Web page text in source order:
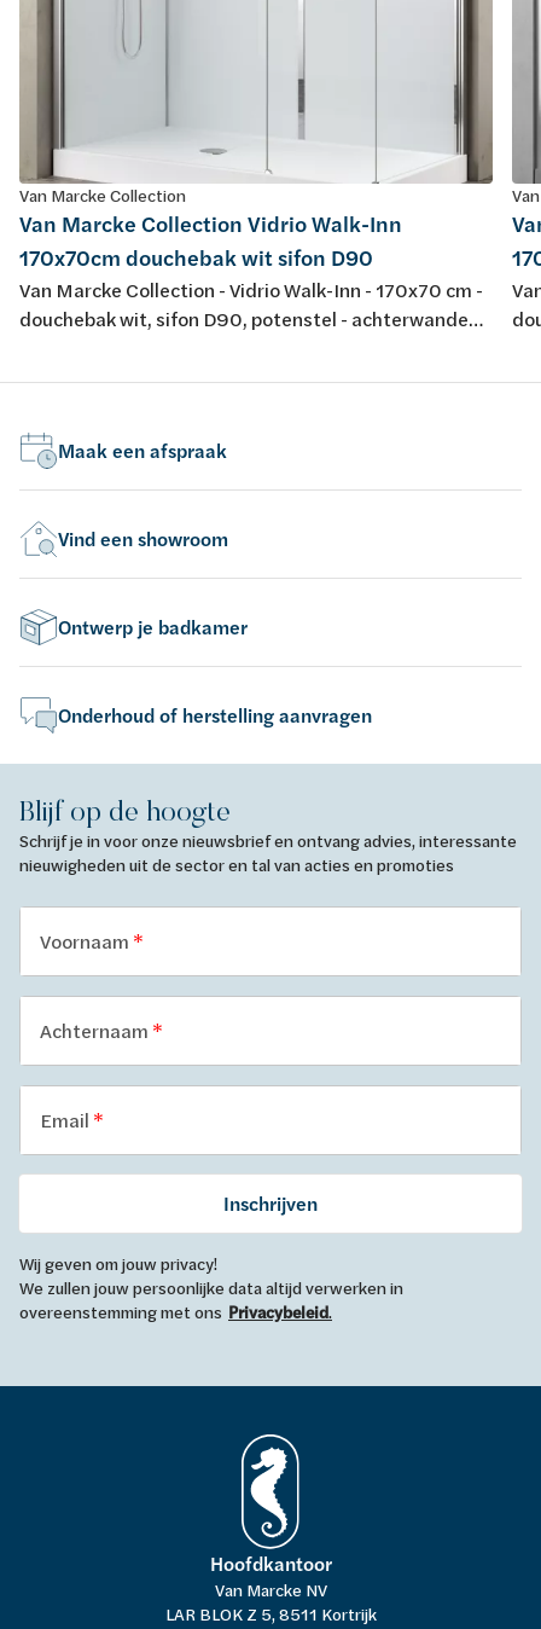
Van Marcke Collection
Van Marcke Collection Vidrio Walk-Inn
170x70cm douchebak wit sifon D90
Van Marcke Collection - Vidrio Walk-Inn - 170x70 cm -
douchebak wit, sifon D90, potenstel - achterwanden
matchroom - H195cm - opbouwtherm, handsproeier,
Maak een afspraak
Vind een showroom
Ontwerp je badkamer
Onderhoud of herstelling aanvragen
Blijf op de hoogte
Schrijf je in voor onze nieuwsbrief en ontvang advies, interessante
nieuwigheden uit de sector en tal van acties en promoties
Voornaam
Achternaam
Email
Inschrijven
Wij geven om jouw privacy!
We zullen jouw persoonlijke data altijd verwerken in
overeenstemming met ons Privacybeleid.
Hoofdkantoor
Van Marcke NV
LAR BLOK Z 5, 8511 Kortrijk